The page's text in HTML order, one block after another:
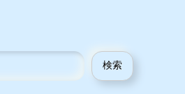
検索